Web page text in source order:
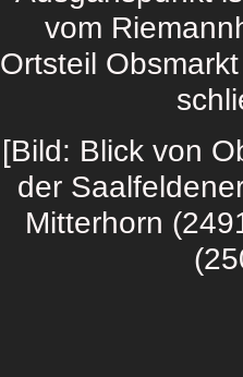
vom
Ortsteil
[Bild: Blick von
der
Mitterhorn